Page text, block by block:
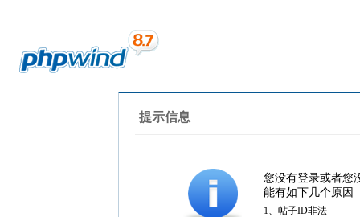
提示信息
您没有登录或者您
能有如下几个原因
1、帖子ID非法